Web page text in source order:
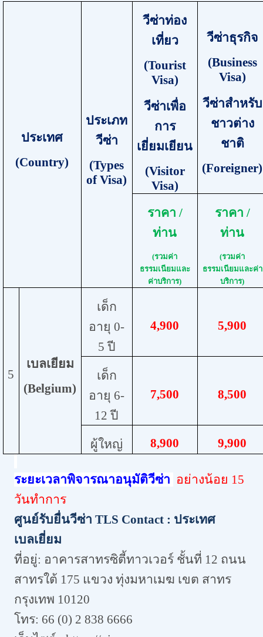
ประเทศ
(Country)
ประเภท
วีซ่า
(Types
of Visa)
วีซ่าท่อง
เที่ยว
(Tourist
Visa)
วีซ่าเพื่อ
การ
เยี่ยมเยียน
(Visitor
Visa)
วีซ่าธุรกิจ
(Business
Visa)
วีซ่าสำหรับ
ชาวต่าง
ชาติ
(Foreigner)
ราคา /
ท่าน
(รวมค่า
ธรรมเนียมและ
ค่าบริการ)
ราคา /
ท่าน
(รวมค่า
ธรรมเนียมและค่า
บริการ)
5
เบลเยียม
(Belgium)
เด็ก
อายุ 0-
5 ปี
4,900 5,900
เด็ก
อายุ 6-
12 ปี
7,500 8,500
ผู้ใหญ่ 8,900 9,900
ระยะเวลาพิจารณาอนุมัติวีซ่า อย่างน้อย 15
วันทำการ
ศูนย์รับยื่นวีซ่า TLS Contact : ประเทศ
เบลเยี่ยม
ที่อยู่: อาคารสาทรซิตี้ทาวเวอร์ ชั้นที่ 12 ถนน
สาทรใต้ 175 แขวง ทุ่งมหาเมฆ เขต สาทร
กรุงเทพ 10120
โทร: 66 (0) 2 838 6666